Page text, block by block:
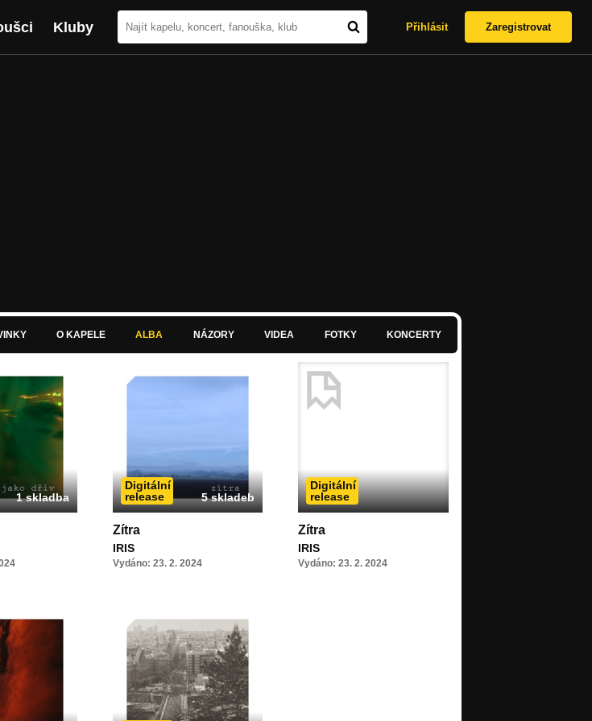
Kluby Přihlásit Zaregistrovat
O KAPELE ALBA NÁZORY VIDEA FOTKY KONCERTY
1 skladba
Digitální
release
5 skladeb
Zítra
IRIS
Vydáno: 23. 2. 2024
Digitální
release
Zítra
IRIS
Vydáno: 23. 2. 2024